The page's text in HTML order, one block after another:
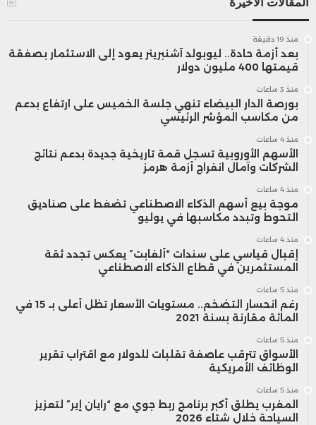
تنخفض حصتها من 7.6% من الناتج
في سنة 2024، مما يؤدي إلى تقليص
في سنة 2024.
ونتيجة لذلك، ستلجأ الخزينة إلى الاقتراض
وتعبئة مصادر التمويل الداخلية والخارجية
لتغطية احتياجاتها. ومن المتوقع أن يستمر
70.3% من الناتج الداخلي الإجمالي في سنة
يجعله أعلى من المستويات التي سجلت
منذ 19 دقيقة
بعد أزمة حادة.. ليوبولد آشنبرينر يعود إلى الاستثمار بصفقة
قيمتها 400 مليون دولار
منذ 3 ساعات
بورصة الدار البيضاء تنهي جلسة الخميس على ارتفاع بدعم
من مكاسب المؤشر الرئيسي
منذ 4 ساعات
الأسهم الأوروبية تسجل قمة تاريخية جديدة بدعم نتائج
الشركات وآمال انفراج أزمة هرمز
منذ 4 ساعات
موجة بيع أسهم الذكاء الاصطناعي تضغط على صناديق
التحوط وتبدد مكاسبها في يوليو
منذ 4 ساعات
إقبال قياسي على سندات “ألفابت” يعكس تجدد ثقة
المستثمرين في قطاع الذكاء الاصطناعي
منذ 5 ساعات
رغم انحسار التضخم.. مستويات الأسعار تظل أعلى بـ 15 في
المائة مقارنة بسنة 2021
منذ 5 ساعات
الأسواق تترقب عاصفة تقلبات للدولار مع اقتراب تقرير
الوظائف الأمريكية
منذ 5 ساعات
المغرب يطلق أكبر برنامج ربط جوي مع “رايان إير” لتعزيز
السياحة خلال شتاء 2026